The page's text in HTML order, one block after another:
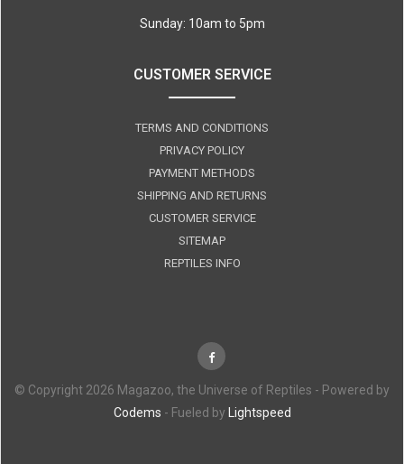
Sunday: 10am to 5pm
CUSTOMER SERVICE
TERMS AND CONDITIONS
PRIVACY POLICY
PAYMENT METHODS
SHIPPING AND RETURNS
CUSTOMER SERVICE
SITEMAP
REPTILES INFO
© Copyright 2026 Magazoo, the Universe of Reptiles - Powered by
Codems - Fueled by Lightspeed